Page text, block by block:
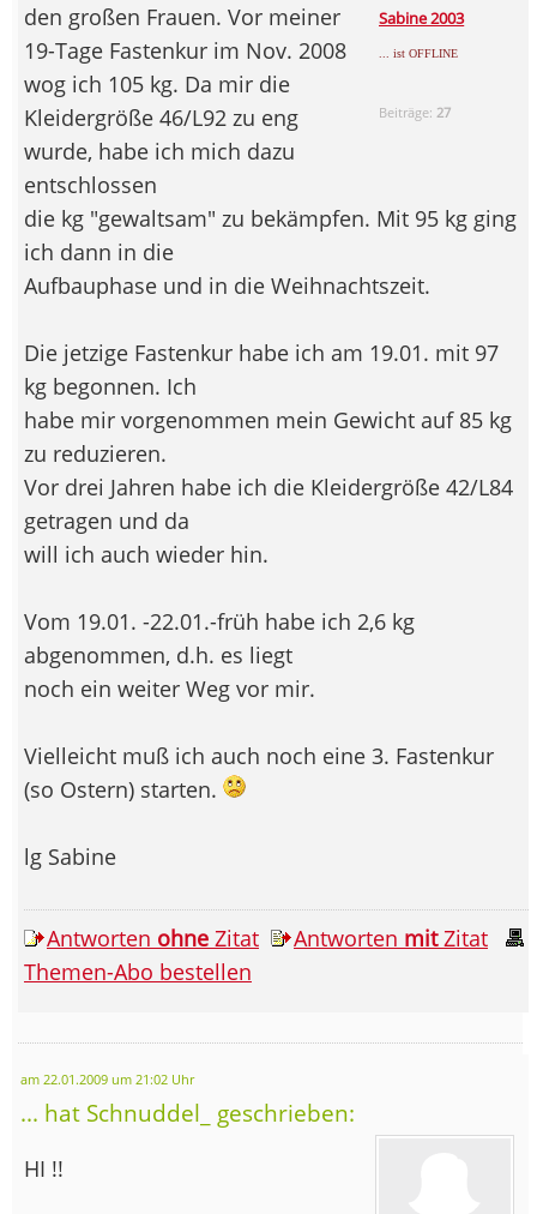
Sabine 2003
... ist OFFLINE
Beiträge: 27
den großen Frauen. Vor meiner
19-Tage Fastenkur im Nov. 2008
wog ich 105 kg. Da mir die
Kleidergröße 46/L92 zu eng
wurde, habe ich mich dazu
entschlossen
die kg "gewaltsam" zu bekämpfen. Mit 95 kg ging
ich dann in die
Aufbauphase und in die Weihnachtszeit.
Die jetzige Fastenkur habe ich am 19.01. mit 97
kg begonnen. Ich
habe mir vorgenommen mein Gewicht auf 85 kg
zu reduzieren.
Vor drei Jahren habe ich die Kleidergröße 42/L84
getragen und da
will ich auch wieder hin.
Vom 19.01. -22.01.-früh habe ich 2,6 kg
abgenommen, d.h. es liegt
noch ein weiter Weg vor mir.
Vielleicht muß ich auch noch eine 3. Fastenkur
(so Ostern) starten.
lg Sabine
Antworten ohne Zitat Antworten mitZitat
Themen-Abo bestellen
am 22.01.2009 um 21:02 Uhr
... hat Schnuddel_ geschrieben:
HI !!